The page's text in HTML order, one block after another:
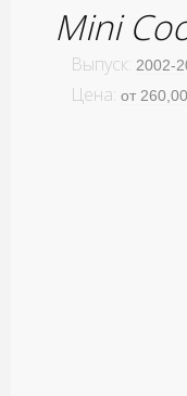
Mini
Выпуск: 2002-
Цена: от